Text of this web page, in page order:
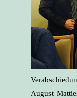
August